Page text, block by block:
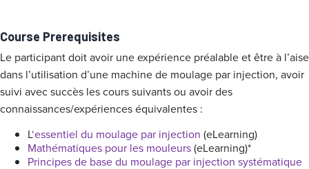
Course Prerequisites
Le participant doit avoir une expérience préalable et être à l’aise
dans l’utilisation d’une machine de moulage par injection, avoir
suivi avec succès les cours suivants ou avoir des
connaissances/expériences équivalentes :
L‘essentiel du moulage par injection (eLearning)
Mathématiques pour les mouleurs(eLearning)*
Principes de base du moulage par injection systématique